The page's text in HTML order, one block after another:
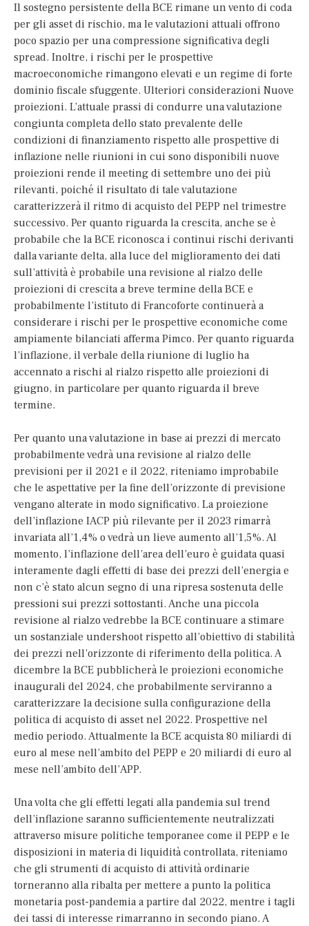
Il sostegno persistente della BCE rimane un vento di coda
per gli asset di rischio, ma le valutazioni attuali offrono
poco spazio per una compressione significativa degli
spread. Inoltre, i rischi per le prospettive
macroeconomiche rimangono elevati e un regime di forte
dominio fiscale sfuggente. Ulteriori considerazioni Nuove
proiezioni. L’attuale prassi di condurre una valutazione
congiunta completa dello stato prevalente delle
condizioni di finanziamento rispetto alle prospettive di
inflazione nelle riunioni in cui sono disponibili nuove
proiezioni rende il meeting di settembre uno dei più
rilevanti, poiché il risultato di tale valutazione
caratterizzerà il ritmo di acquisto del PEPP nel trimestre
successivo. Per quanto riguarda la crescita, anche se è
probabile che la BCE riconosca i continui rischi derivanti
dalla variante delta, alla luce del miglioramento dei dati
sull’attività è probabile una revisione al rialzo delle
proiezioni di crescita a breve termine della BCE e
probabilmente l’istituto di Francoforte continuerà a
considerare i rischi per le prospettive economiche come
ampiamente bilanciati afferma Pimco. Per quanto riguarda
l’inflazione, il verbale della riunione di luglio ha
accennato a rischi al rialzo rispetto alle proiezioni di
giugno, in particolare per quanto riguarda il breve
termine.
Per quanto una valutazione in base ai prezzi di mercato
probabilmente vedrà una revisione al rialzo delle
previsioni per il 2021 e il 2022, riteniamo improbabile
che le aspettative per la fine dell’orizzonte di previsione
vengano alterate in modo significativo. La proiezione
dell’inflazione IACP più rilevante per il 2023 rimarrà
invariata all’1,4% o vedrà un lieve aumento all’1,5%. Al
momento, l’inflazione dell’area dell’euro è guidata quasi
interamente dagli effetti di base dei prezzi dell’energia e
non c’è stato alcun segno di una ripresa sostenuta delle
pressioni sui prezzi sottostanti. Anche una piccola
revisione al rialzo vedrebbe la BCE continuare a stimare
un sostanziale undershoot rispetto all’obiettivo di stabilità
dei prezzi nell’orizzonte di riferimento della politica. A
dicembre la BCE pubblicherà le proiezioni economiche
inaugurali del 2024, che probabilmente serviranno a
caratterizzare la decisione sulla configurazione della
politica di acquisto di asset nel 2022. Prospettive nel
medio periodo. Attualmente la BCE acquista 80 miliardi di
euro al mese nell’ambito del PEPP e 20 miliardi di euro al
mese nell’ambito dell’APP.
Una volta che gli effetti legati alla pandemia sul trend
dell’inflazione saranno sufficientemente neutralizzati
attraverso misure politiche temporanee come il PEPP e le
disposizioni in materia di liquidità controllata, riteniamo
che gli strumenti di acquisto di attività ordinarie
torneranno alla ribalta per mettere a punto la politica
monetaria post-pandemia a partire dal 2022, mentre i tagli
dei tassi di interesse rimarranno in secondo piano. A